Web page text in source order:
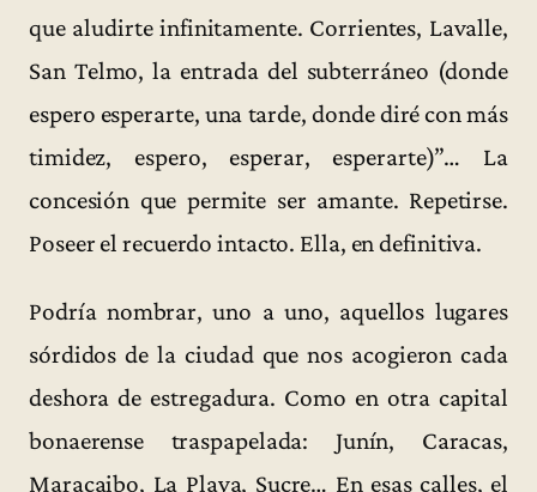
que aludirte infinitamente. Corrientes, Lavalle,
San Telmo, la entrada del subterráneo (donde
espero esperarte, una tarde, donde diré con más
timidez, espero, esperar, esperarte)”… La
concesión que permite ser amante. Repetirse.
Poseer el recuerdo intacto. Ella, en definitiva.
Podría nombrar, uno a uno, aquellos lugares
sórdidos de la ciudad que nos acogieron cada
deshora de estregadura. Como en otra capital
bonaerense traspapelada: Junín, Caracas,
Maracaibo, La Playa, Sucre… En esas calles, el